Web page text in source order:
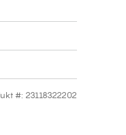
#: 23118322202